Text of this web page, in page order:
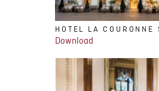
HOTEL LA COURONNE
Download